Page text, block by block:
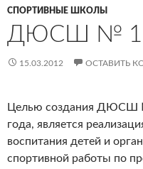
СПОРТИВНЫЕ ШКОЛЫ
ДЮСШ №
15.03.2012 ОСТАВИТЬ
Целью создания ДЮСШ
года, является
воспитания детей и
спортивной работы по